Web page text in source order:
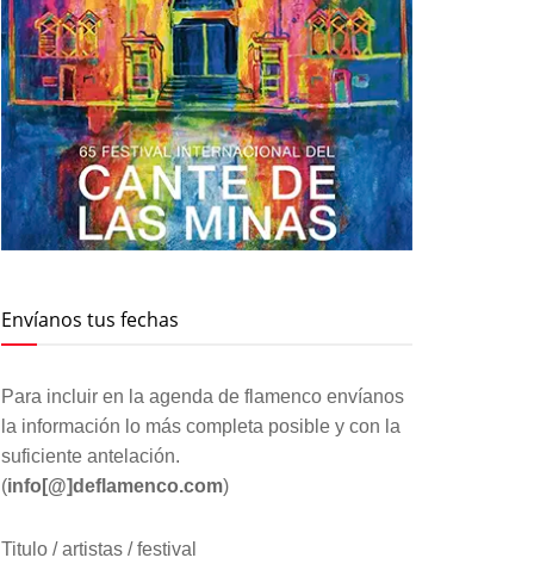
Envíanos tus fechas
Para incluir en la agenda de flamenco envíanos
la información lo más completa posible y con la
suficiente antelación.
(info[@]deflamenco.com)
Titulo / artistas / festival